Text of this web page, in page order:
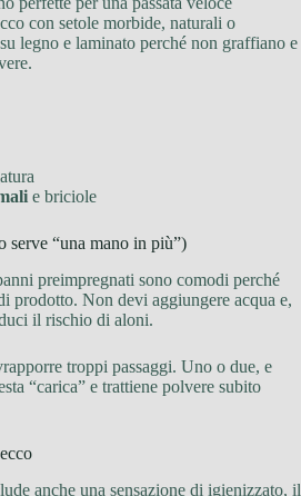
con setole morbide, naturali o
legno e laminato perché non graffiano e
e briciole
serve “una mano in più”)
preimpregnati sono comodi perché
prodotto. Non devi aggiungere acqua e,
il rischio di aloni.
troppi passaggi. Uno o due, e
“carica” e trattiene polvere subito
anche una sensazione di igienizzato, il